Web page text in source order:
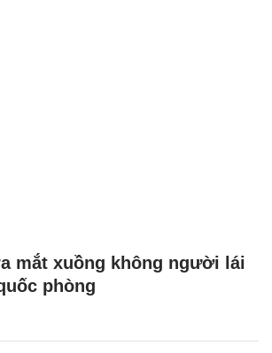
mắt xuồng không người lái
phòng